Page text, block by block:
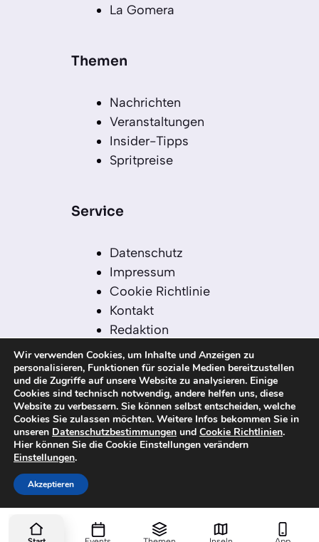
La Gomera
Themen
Nachrichten
Veranstaltungen
Insider-Tipps
Spritpreise
Service
Datenschutz
Impressum
Cookie Richtlinie
Kontakt
Redaktion
Redaktionelle Leitlinien
Sitemap
Einsatz von KI in der
Redaktion
© 2026 kanaren-nachrichten.com – Alle
Rechte vorbehalten
Wir verwenden Cookies, um Inhalte und Anzeigen zu
personalisieren, Funktionen für soziale Medien bereitzustellen
und die Zugriffe auf unsere Website zu analysieren. Einige
Cookies sind technisch notwendig, andere helfen uns, diese
Website zu verbessern. Sie können selbst entscheiden, welche
Cookies Sie zulassen möchten. Weitere Infos bekommen Sie in
unseren Datenschutzbestimmungen und Cookie Richtlinien.
Hier können Sie die Cookie Einstellungen verändern
Einstellungen.
Akzeptieren